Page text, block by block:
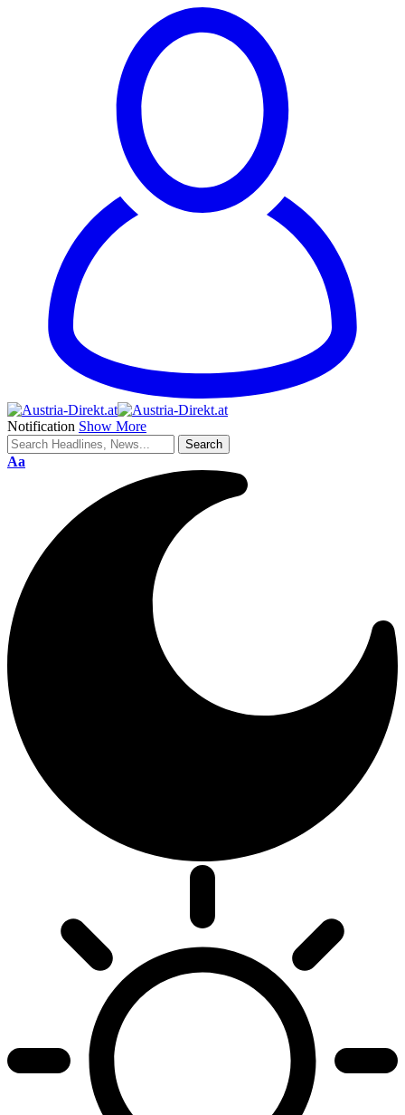
Notification Show More
Aa